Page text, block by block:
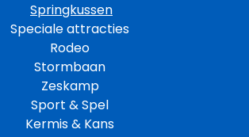
Springkussen
Speciale attracties
Rodeo
Stormbaan
Zeskamp
Sport & Spel
Kermis & Kans